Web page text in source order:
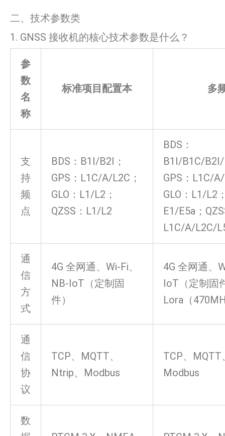
二、技术参数类
1. GNSS 接收机的核心技术参数是什么？
参
数
名
称
标准项目配置本 多
支
持
频
点
BDS：B1I/B2I；
GPS：L1C/A/L2C；
GLO：L1/L2；
QZSS：L1/L2
BDS：
B1I/B1C/
GPS：L1C/
GLO：L1/L2
E1/E5a；
L1C/A/L2C/
通
信
方
式
4G 全网通、Wi-Fi、
NB-IoT（定制固
件）
4G 全网通、
IoT（定制固
Lora（
通
信
协
议
TCP、MQTT、
Ntrip、Modbus
TCP、
Modbus
数